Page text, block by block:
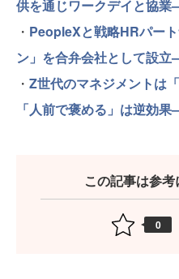
供を通じワークデイと協
・ PeopleXと戦略HRパー
ン」を合弁会社として設
・ Z世代のマネジメントは
「人前で褒める」は逆効
この記事は参
0